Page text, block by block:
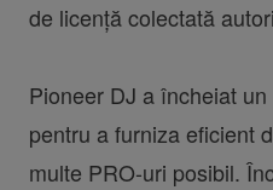
de licență colectată
Pioneer DJ a încheiat
pentru a furniza eficient
multe PRO-uri posibil.